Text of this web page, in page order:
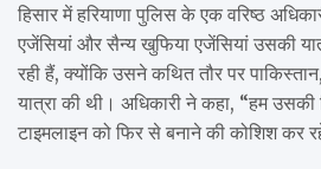
हिसार में हरियाणा पुलिस के एक वरिष्ठ
एजेंसियां ​​और सैन्य खुफिया एजेंसियां ​​उसकी
रही हैं, क्योंकि उसने कथित तौर पर
यात्रा की थी। अधिकारी ने कहा, “हम उसकी
टाइमलाइन को फिर से बनाने की कोशिश कर